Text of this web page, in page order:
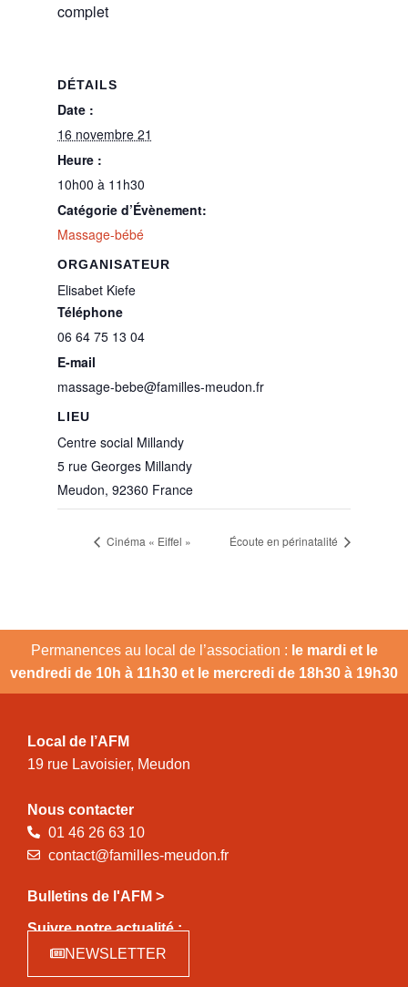
complet
DÉTAILS
Date :
16 novembre 21
Heure :
10h00 à 11h30
Catégorie d’Évènement:
Massage-bébé
LIEU
Centre social Millandy
5 rue Georges Millandy
Meudon, 92360 France
ORGANISATEUR
Elisabet Kiefe
Téléphone
06 64 75 13 04
E-mail
massage-bebe@familles-meudon.fr
Cinéma « Eiffel » Écoute en périnatalité
Permanences au local de l’association : le mardi et le
vendredi de 10h à 11h30 et le mercredi de 18h30 à 19h30
Local de l’AFM
19 rue Lavoisier, Meudon
Nous contacter
01 46 26 63 10
contact@familles-meudon.fr
Bulletins de l'AFM >
Suivre notre actualité :
NEWSLETTER